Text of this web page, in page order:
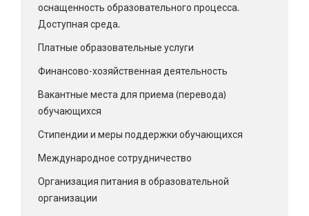
оснащенность образовательного процесса.
Доступная среда.
Платные образовательные услуги
Финансово-хозяйственная деятельность
Вакантные места для приема (перевода)
обучающихся
Стипендии и меры поддержки обучающихся
Международное сотрудничество
Организация питания в образовательной
организации